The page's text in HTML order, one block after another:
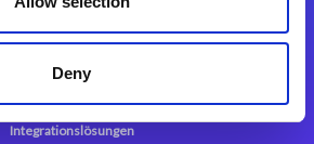
Deny
Integrationslösungen